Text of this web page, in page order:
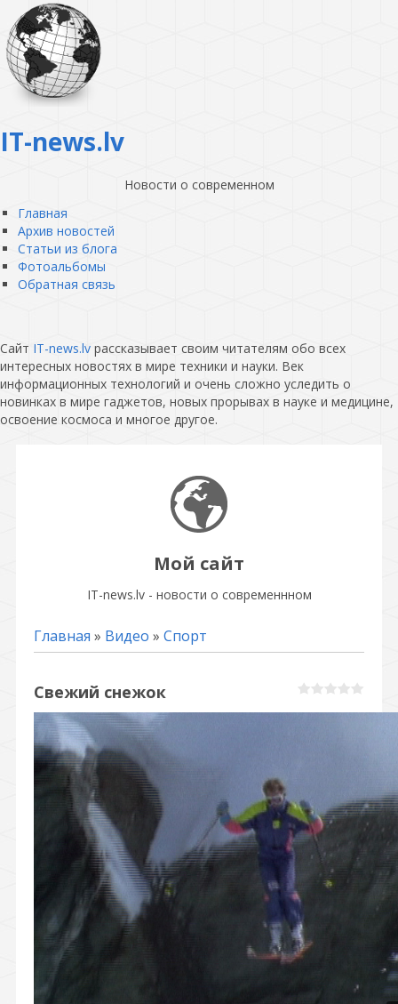
IT-news.lv
Новости о современном
Главная
Архив новостей
Статьи из блога
Фотоальбомы
Обратная связь
Сайт IT-news.lv рассказывает своим читателям обо всех
интересных новостях в мире техники и науки. Век
информационных технологий и очень сложно уследить о
новинках в мире гаджетов, новых прорывах в науке и медицине,
освоение космоса и многое другое.
Мой сайт
IT-news.lv - новости о современнном
Главная » Видео » Спорт
Свежий снежок